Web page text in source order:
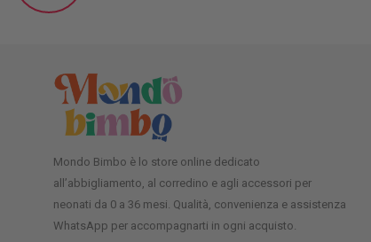
Mondo Bimbo è lo store online dedicato
all’abbigliamento, al corredino e agli accessori per
neonati da 0 a 36 mesi. Qualità, convenienza e assistenza
WhatsApp per accompagnarti in ogni acquisto.